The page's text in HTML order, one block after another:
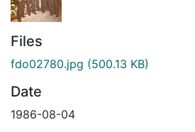
Files
fdo02780.jpg (500.13 KB)
Date
1986-08-04